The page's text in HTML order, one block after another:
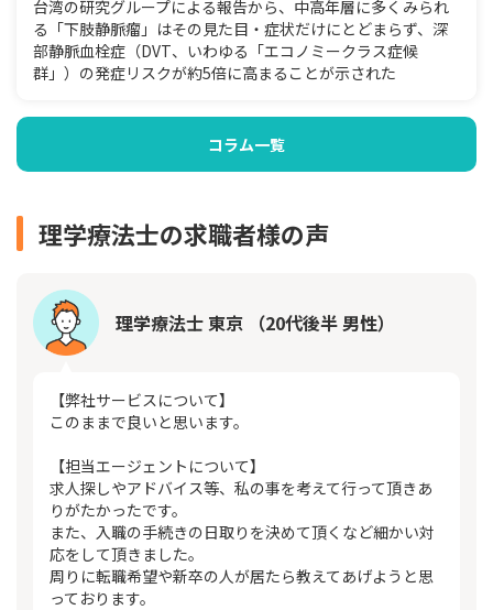
台湾の研究グループによる報告から、中高年層に多くみられ
る「下肢静脈瘤」はその見た目・症状だけにとどまらず、深
部静脈血栓症（DVT、いわゆる「エコノミークラス症候
群」）の発症リスクが約5倍に高まることが示された
コラム一覧
理学療法士の求職者様の声
理学療法士 東京 （20代後半 男性）
【弊社サービスについて】
このままで良いと思います。
【担当エージェントについて】
求人探しやアドバイス等、私の事を考えて行って頂きあ
りがたかったです。
また、入職の手続きの日取りを決めて頂くなど細かい対
応をして頂きました。
周りに転職希望や新卒の人が居たら教えてあげようと思
っております。